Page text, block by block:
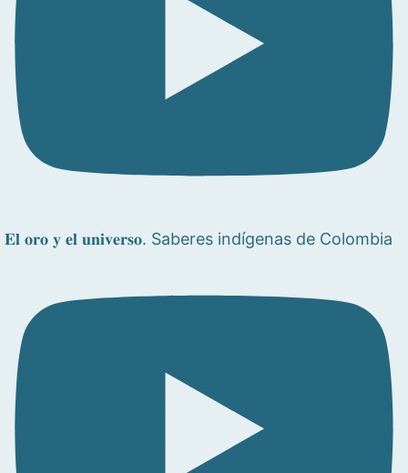
𝐄𝐥 𝐨𝐫𝐨 𝐲 𝐞𝐥 𝐮𝐧𝐢𝐯𝐞𝐫𝐬𝐨. Saberes indígenas de Colombia